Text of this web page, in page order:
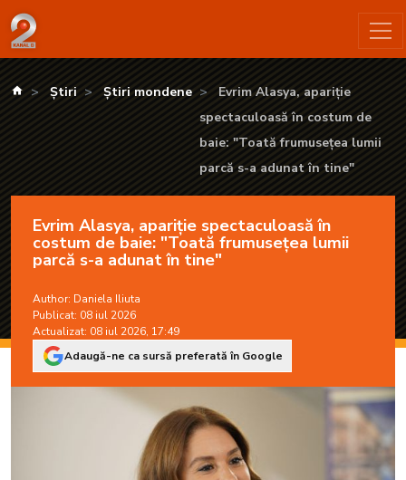
Evrim Alasya, apariție spectaculoasă în costum de baie:
kanald.ro
Știri Știri mondene
Evrim Alasya, apariție
spectaculoasă în costum de
baie: "Toată frumusețea lumii
parcă s-a adunat în tine"
Evrim Alasya, apariție spectaculoasă în
costum de baie: "Toată frumusețea lumii
parcă s-a adunat în tine"
Author: Daniela Iliuta
Publicat: 08 iul 2026
Actualizat: 08 iul 2026, 17:49
Adaugă-ne ca sursă preferată în Google